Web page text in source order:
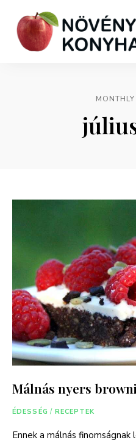
Málnás nyers
ÉDESSÉG / RECEPTEK
Ennek a málnás